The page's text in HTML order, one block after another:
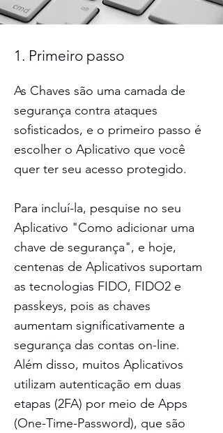
1. Primeiro passo
As Chaves são uma camada de
segurança contra ataques
sofisticados, e o primeiro passo é
escolher o Aplicativo que você
quer ter seu acesso protegido.
Para incluí-la, pesquise no seu
Aplicativo "Como adicionar uma
chave de segurança", e hoje,
centenas de Aplicativos suportam
as tecnologias FIDO, FIDO2 e
passkeys, pois as chaves
aumentam significativamente a
segurança das contas on-line.
Além disso, muitos Aplicativos
utilizam autenticação em duas
etapas (2FA) por meio de Apps
(One-Time-Password), que são